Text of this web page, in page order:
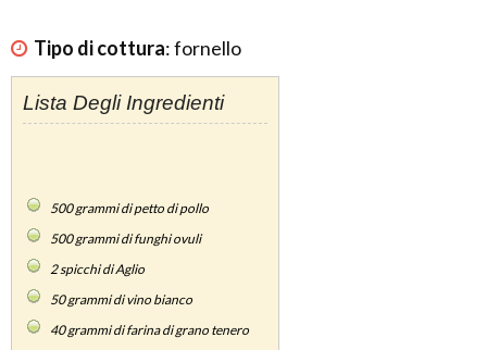
Tipo di cottura:fornello
Lista Degli Ingredienti
500grammi di petto di pollo
500grammi di funghi ovuli
2spicchi di Aglio
50grammi di vino bianco
40grammi di farina di grano tenero